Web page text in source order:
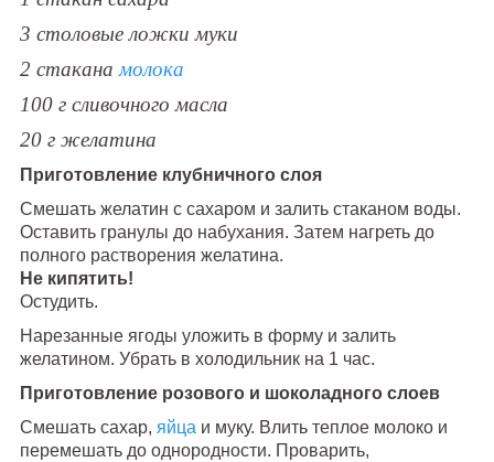
3 столовые ложки муки
2 стаканамолока
100 г сливочного масла
20 г желатина
Приготовление клубничного слоя
Смешать желатин с сахаром и залить стаканом воды.
Оставить гранулы до набухания. Затем нагреть до
полного растворения желатина.
Не кипятить!
Остудить.
Нарезанные ягоды уложить в форму и залить
желатином. Убрать в холодильник на 1 час.
Приготовление розового и шоколадного слоев
Смешать сахар, яйца и муку. Влить теплое молоко и
перемешать до однородности. Проварить,